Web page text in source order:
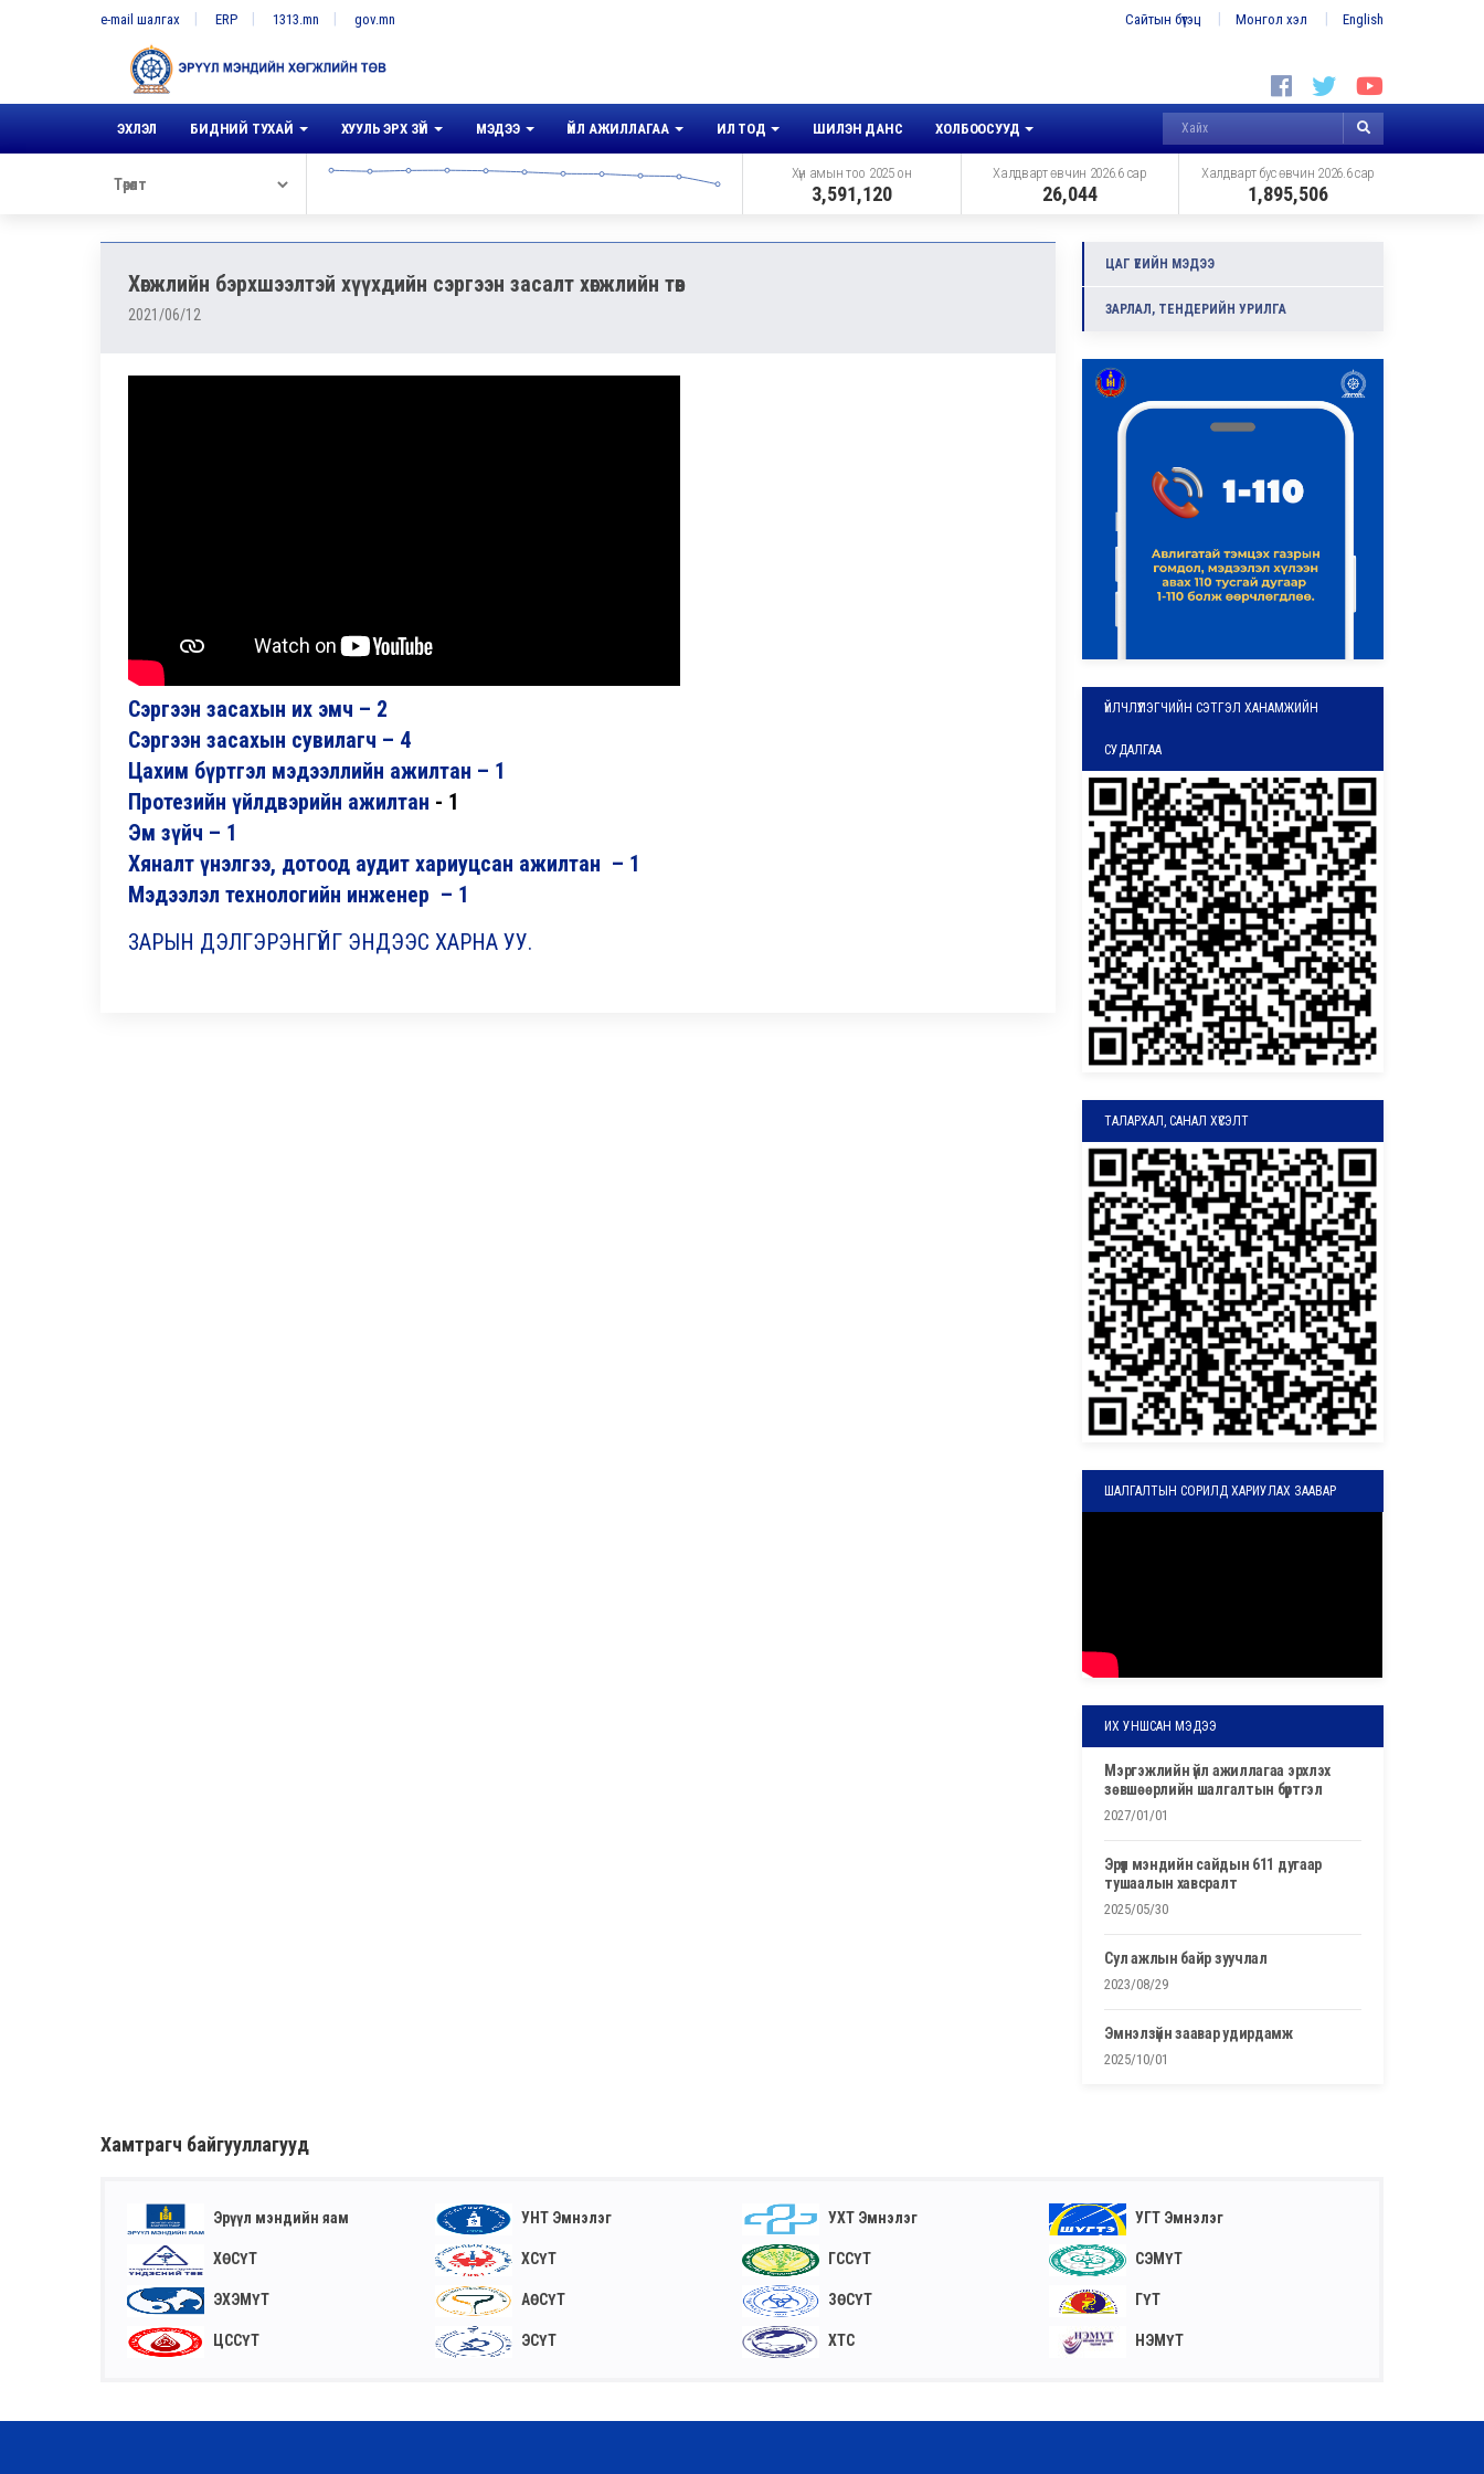
e-mail шалгах ERP 1313.mn gov.mn Сайтын бүтэц Монгол хэл English
ЭХЛЭЛ БИДНИЙ ТУХАЙ ХУУЛЬ ЭРХ ЗҮЙ МЭДЭЭ ҮЙЛ АЖИЛЛАГАА ИЛ ТОД ШИЛЭН ДАНС ХОЛБООСУУД
Хүн амын тоо 2025 он
3,591,120
Халдварт өвчин 2026.6 сар
26,044
Халдварт бус өвчин 2026.6 сар
1,895,506
Хөгжлийн бэрхшээлтэй хүүхдийн сэргээн засалт хөгжлийн төв
2021/06/12
Сэргээн засахын их эмч – 2
Сэргээн засахын сувилагч – 4
Цахим бүртгэл мэдээллийн ажилтан – 1
Протезийн үйлдвэрийн ажилтан - 1
Эм зүйч – 1
Хяналт үнэлгээ, дотоод аудит хариуцсан ажилтан – 1
Мэдээлэл технологийн инженер – 1
ЗАРЫН ДЭЛГЭРЭНГҮЙГ ЭНДЭЭС ХАРНА УУ.
ЦАГ ҮЕИЙН МЭДЭЭ
ЗАРЛАЛ, ТЕНДЕРИЙН УРИЛГА
ҮЙЛЧЛҮҮЛЭГЧИЙН СЭТГЭЛ ХАНАМЖИЙН
СУДАЛГАА
ТАЛАРХАЛ, САНАЛ ХҮСЭЛТ
ШАЛГАЛТЫН СОРИЛД ХАРИУЛАХ ЗААВАР
ИХ УНШСАН МЭДЭЭ
мэргэжлийн үйл ажиллагаа эрхлэх
зөвшөөрлийн шалгалтын бүртгэл
2027/01/01
эрүүл мэндийн сайдын 611 дугаар
тушаалын хавсралт
2025/05/30
сул ажлын байр зуучлал
2023/08/29
эмнэлзүйн заавар удирдамж
2025/10/01
Хамтрагч байгууллагууд
Эрүүл мэндийн яам УНТ Эмнэлэг УХТ Эмнэлэг УГТ Эмнэлэг
ХӨСҮТ ХСҮТ ГССҮТ СЭМҮТ
ЭХЭМҮТ АӨСҮТ ЗӨСҮТ ГҮТ
ЦССҮТ ЭСҮТ ХТС НЭМҮТ